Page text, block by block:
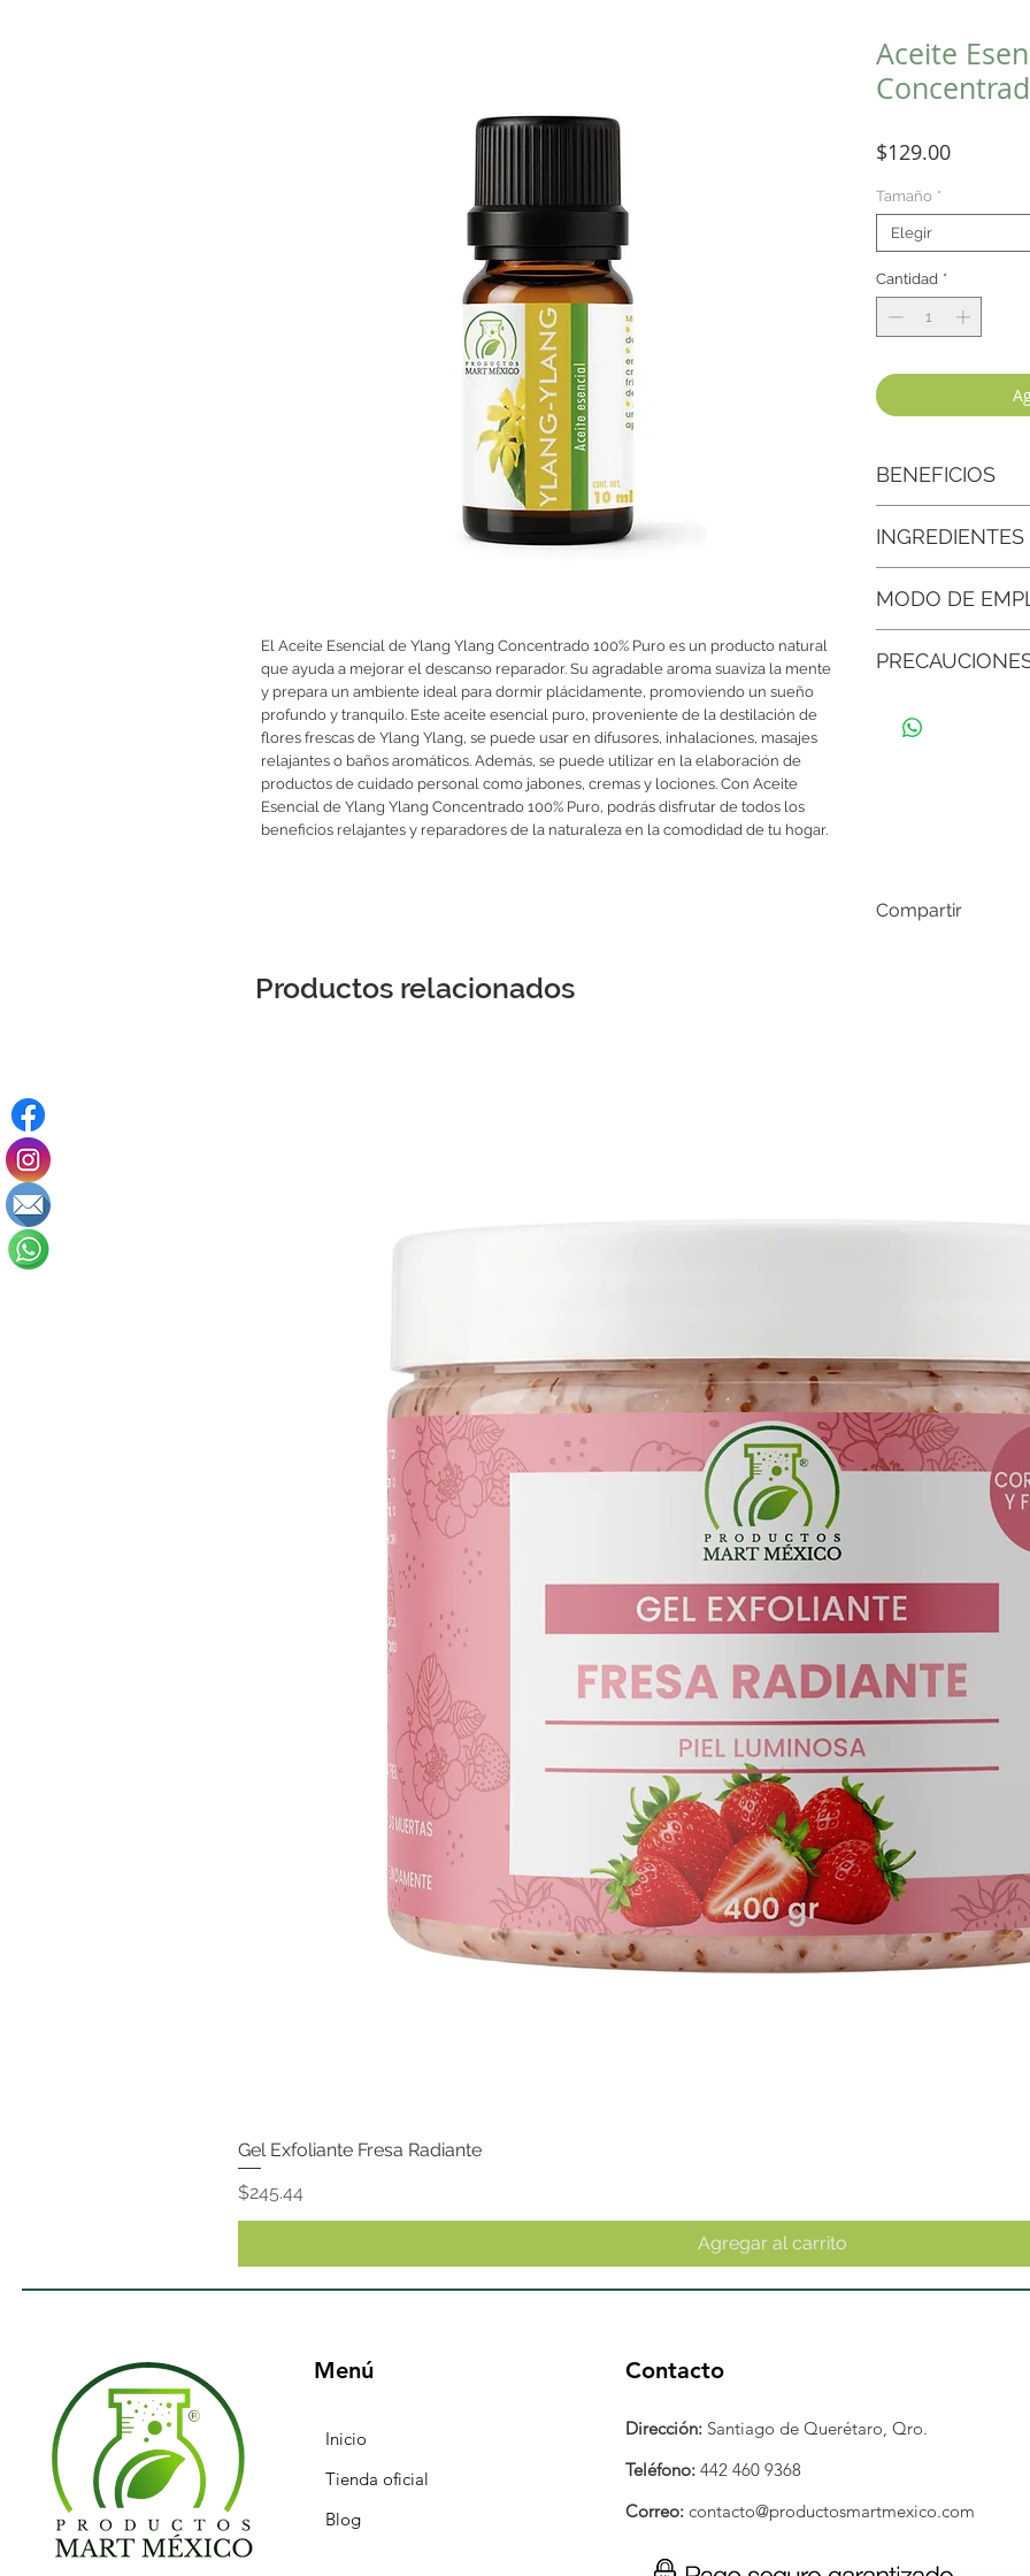
El Aceite Esencial de Ylang Ylang Concentrado 100% Puro es un producto natural
que ayuda a mejorar el descanso reparador. Su agradable aroma suaviza la mente
y prepara un ambiente ideal para dormir plácidamente, promoviendo un sueño
profundo y tranquilo. Este aceite esencial puro, proveniente de la destilación de
flores frescas de Ylang Ylang, se puede usar en difusores, inhalaciones, masajes
relajantes o baños aromáticos. Además, se puede utilizar en la elaboración de
productos de cuidado personal como jabones, cremas y lociones. Con Aceite
Esencial de Ylang Ylang Concentrado 100% Puro, podrás disfrutar de todos los
beneficios relajantes y reparadores de la naturaleza en la comodidad de tu hogar.
Aceite
$129.00Precio
Tamaño *
Elegir
Cantidad *
BENEFICIOS
ayuda a liberar la
masajes relajantes o
prepara un ambiente
para quienes
INGREDIENTES
MODO DE
diluye en un aceite
mucosas. Mantener
Compartir
Productos relacionados
Gel Exfoliante Fresa Radiante
Precio
$245.44
Agregar al carrito
Menú
Inicio
Tienda oficial
Blog
Contacto
Dirección: Santiago de Querétaro, Qro.
Teléfono: 442 460 9368
Correo: contacto@productosmartmexico.com